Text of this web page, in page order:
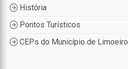
História
Pontos Turísticos
CEPs do Município de Limoeiro